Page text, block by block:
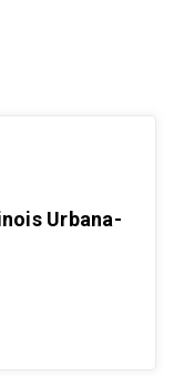
Urbana-